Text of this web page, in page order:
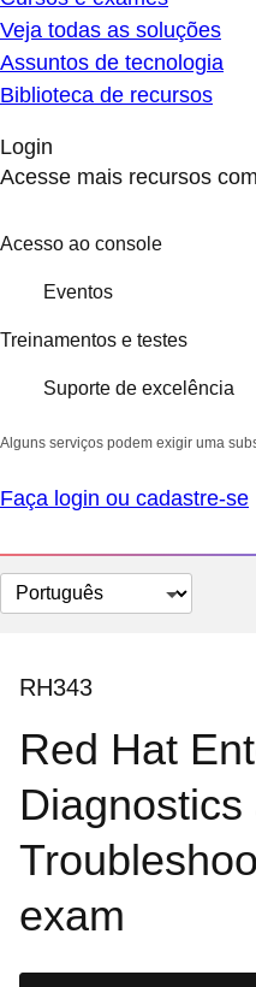
Veja todas as soluções
Assuntos de tecnologia
Biblioteca de recursos
Login
Acesse mais recursos
Acesso ao console
Eventos
Treinamentos e testes
Suporte de excelência
Alguns serviços podem exigir uma
Faça login ou cadastre-se
Selecionar
idioma
RH343
Red Hat
Diagnostics
exam